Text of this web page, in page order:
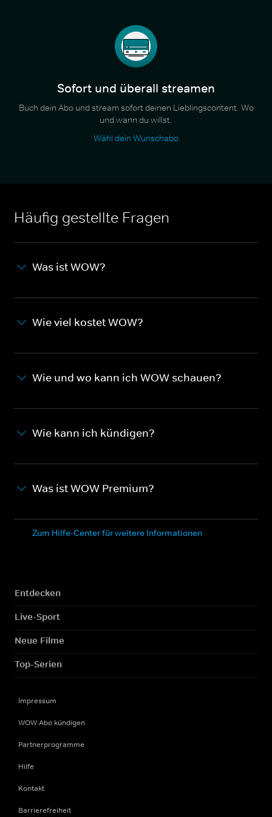
Sofort und überall streamen
Buch dein Abo und stream sofort deinen Lieblingscontent. Wo
und wann du willst.
Wähl dein Wunschabo
Häufig gestellte Fragen
Was ist WOW?
Wie viel kostet WOW?
Wie und wo kann ich WOW schauen?
Wie kann ich kündigen?
Was ist WOW Premium?
Zum Hilfe-Center für weitere Informationen
Entdecken
Live-Sport
Neue Filme
Top-Serien
Impressum
WOW Abo kündigen
Partnerprogramme
Hilfe
Kontakt
Barrierefreiheit